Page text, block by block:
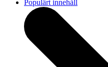
Populärt innehåll